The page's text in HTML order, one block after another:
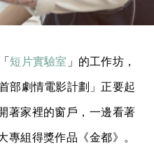
短片實驗室 」的工作坊，
部劇情電影計劃」正要起
著家裡的窗戶，一邊看著
專組得獎作品《金都》。